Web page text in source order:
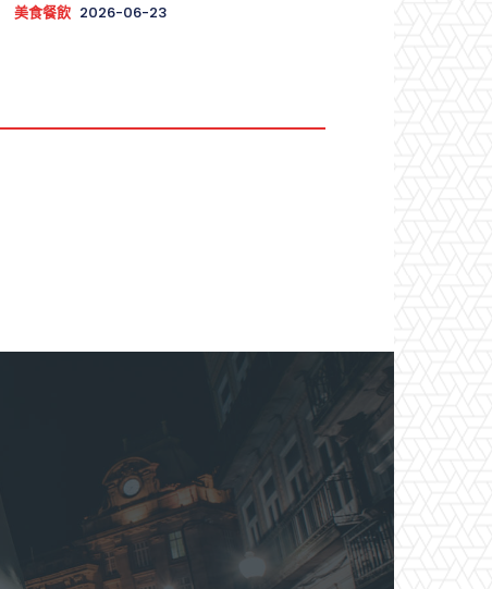
美食餐飲 2026-06-23